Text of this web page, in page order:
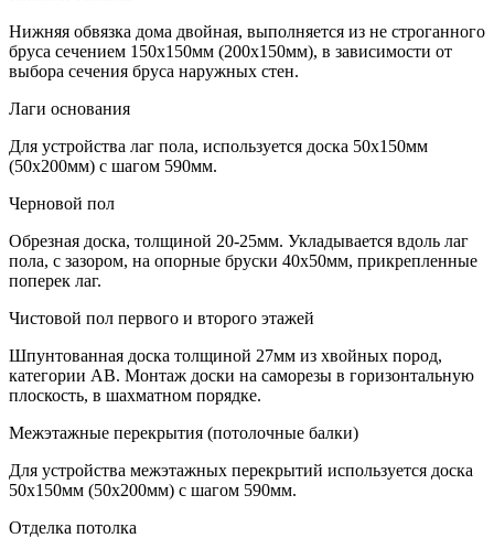
Нижняя обвязка дома двойная, выполняется из не строганного
бруса сечением 150х150мм (200х150мм), в зависимости от
выбора сечения бруса наружных стен.
Лаги основания
Для устройства лаг пола, используется доска 50х150мм
(50х200мм) с шагом 590мм.
Черновой пол
Обрезная доска, толщиной 20-25мм. Укладывается вдоль лаг
пола, с зазором, на опорные бруски 40х50мм, прикрепленные
поперек лаг.
Чистовой пол первого и второго этажей
Шпунтованная доска толщиной 27мм из хвойных пород,
категории АВ. Монтаж доски на саморезы в горизонтальную
плоскость, в шахматном порядке.
Межэтажные перекрытия (потолочные балки)
Для устройства межэтажных перекрытий используется доска
50х150мм (50х200мм) с шагом 590мм.
Отделка потолка